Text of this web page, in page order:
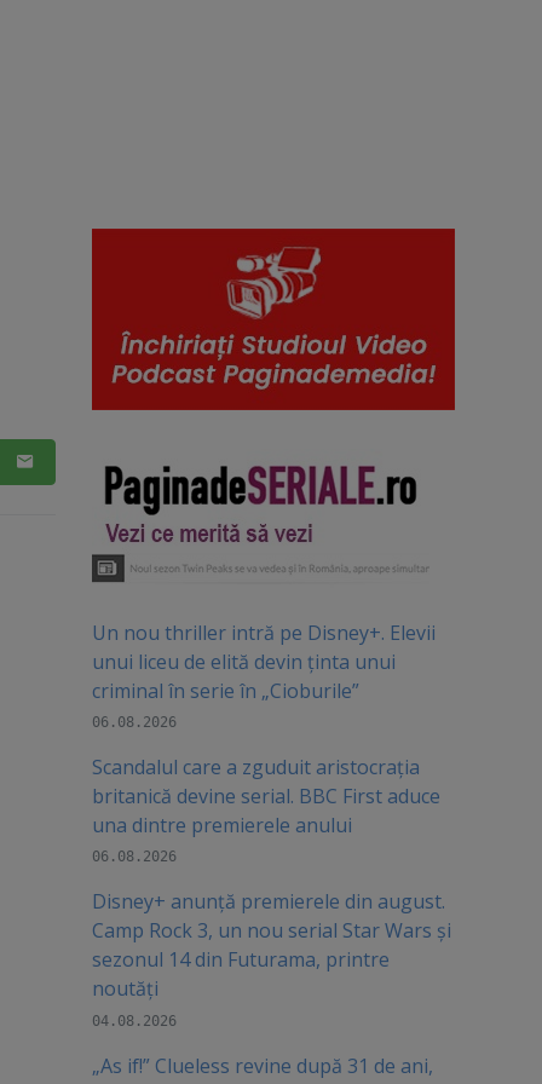
Un nou thriller intră pe Disney+. Elevii
unui liceu de elită devin ținta unui
criminal în serie în „Cioburile”
06.08.2026
Scandalul care a zguduit aristocrația
britanică devine serial. BBC First aduce
una dintre premierele anului
06.08.2026
Disney+ anunță premierele din august.
Camp Rock 3, un nou serial Star Wars și
sezonul 14 din Futurama, printre
noutăți
04.08.2026
„As if!” Clueless revine după 31 de ani,